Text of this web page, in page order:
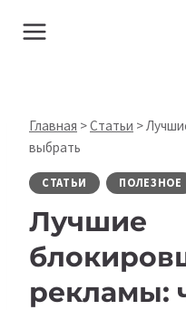
Главная >Статьи >
выбрать
СТАТЬИ ПОЛЕЗНОЕ
Лучшие
рекламы: